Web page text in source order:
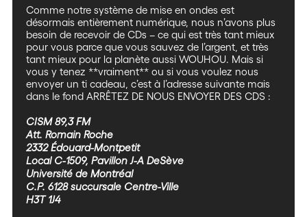
Comme notre système de mise en ondes est
désormais entièrement numérique, nous n’avons plus
besoin de recevoir de CDs – ce qui est très tant mieux
pour vous parce que vous sauvez de l’argent, et très
tant mieux pour la planète aussi WOUHOU. Mais si
vous y tenez **vraiment** ou si vous voulez nous
envoyer un ti cadeau, c’est à l’adresse suivante mais
dans le fond ARRÊTEZ DE NOUS ENVOYER DES CDS :
CISM 89,3 FM
Att. Romain Roche
2332 Édouard-Montpetit
Local C-1509, Pavillon J-A DeSève
Université de Montréal
C.P. 6128 succursale Centre-Ville
H3T 1J4